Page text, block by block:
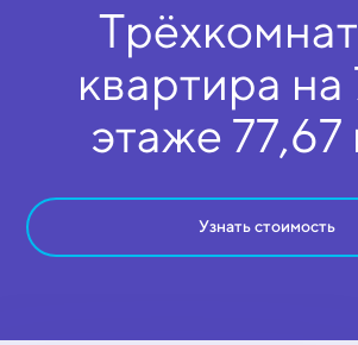
квартира на
этаже 77,67
Узнать стоимость